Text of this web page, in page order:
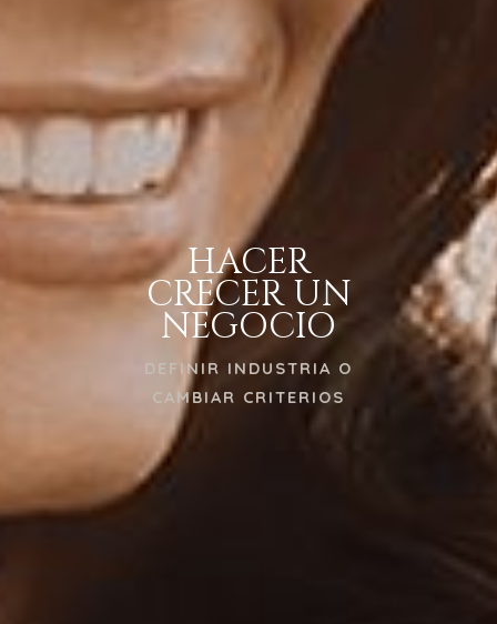
HACER
CRECER UN
NEGOCIO
DEFINIR INDUSTRIA O
CAMBIAR CRITERIOS